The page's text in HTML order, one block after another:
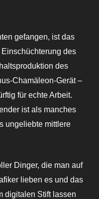
gefangen, ist das
des
des
Chamäleon-Gerät –
für echte Arbeit.
ist als manches
ungeliebte mittlere
Dinger, die man auf
lieben es und das
digitalen Stift lassen